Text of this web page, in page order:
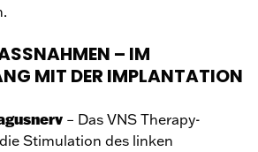
– IM
MIT DER IMPLANTATION
– Das VNS Therapy-
Stimulation des linken